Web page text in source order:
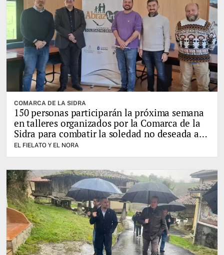
COMARCA DE LA SIDRA
150 personas participarán la próxima semana
en talleres organizados por la Comarca de la
Sidra para combatir la soledad no deseada a
través del juego
EL FIELATO Y EL NORA